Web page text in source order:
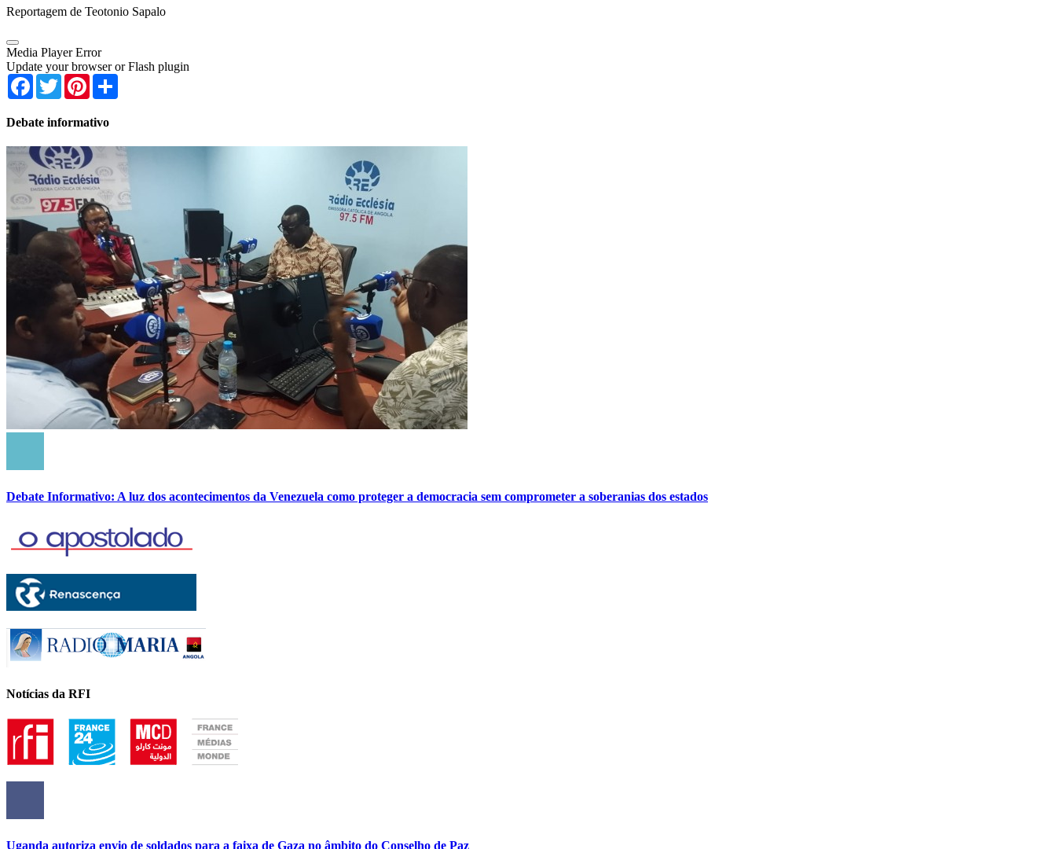
Reportagem de Teotonio Sapalo
Media Player Error
Update your browser or Flash plugin
Facebook
TwitterPinterest
Debate informativo
Debate Informativo: A luz dos acontecimentos da Venezuela como proteger a democracia sem comprometer a soberanias dos estados
Notícias da RFI
Uganda autoriza envio de soldados para a faixa de Gaza no âmbito do Conselho de Paz